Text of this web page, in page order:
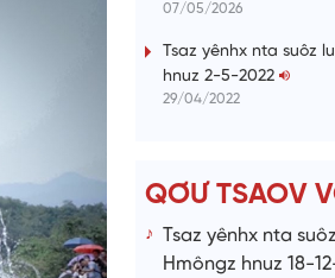
07/05/2026
Tsaz yênhx nta suôz
hnuz 2-5-2022
29/04/2022
QƠƯ TSAOV
Tsaz yênhx nta
Hmôngz hnuz 18-